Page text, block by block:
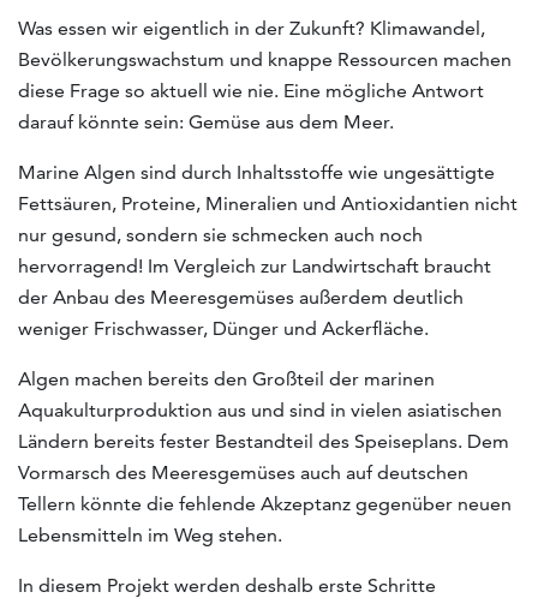
Was essen wir eigentlich in der Zukunft? Klimawandel,
Bevölkerungswachstum und knappe Ressourcen machen
diese Frage so aktuell wie nie. Eine mögliche Antwort
darauf könnte sein: Gemüse aus dem Meer.
Marine Algen sind durch Inhaltsstoffe wie ungesättigte
Fettsäuren, Proteine, Mineralien und Antioxidantien nicht
nur gesund, sondern sie schmecken auch noch
hervorragend! Im Vergleich zur Landwirtschaft braucht
der Anbau des Meeresgemüses außerdem deutlich
weniger Frischwasser, Dünger und Ackerfläche.
Algen machen bereits den Großteil der marinen
Aquakulturproduktion aus und sind in vielen asiatischen
Ländern bereits fester Bestandteil des Speiseplans. Dem
Vormarsch des Meeresgemüses auch auf deutschen
Tellern könnte die fehlende Akzeptanz gegenüber neuen
Lebensmitteln im Weg stehen.
In diesem Projekt werden deshalb erste Schritte